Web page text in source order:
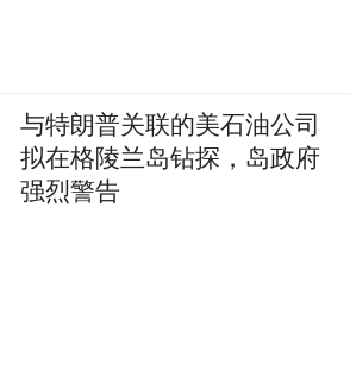
与特朗普关联的美石油公司
拟在格陵兰岛钻探，岛政府
强烈警告